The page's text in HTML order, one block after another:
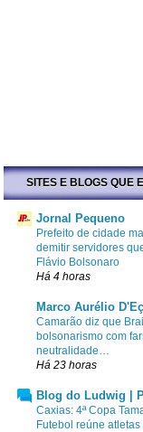
SITES E BLOGS QUE
Jornal Pequeno
Prefeito de cidade
demitir servidores
Flávio Bolsonaro
Há 4 horas
Marco Aurélio
Camarão diz que
bolsonarismo com
neutralidade…
Há 23 horas
Blog do Ludwig |
Caxias: 4ª Copa
Futebol reúne